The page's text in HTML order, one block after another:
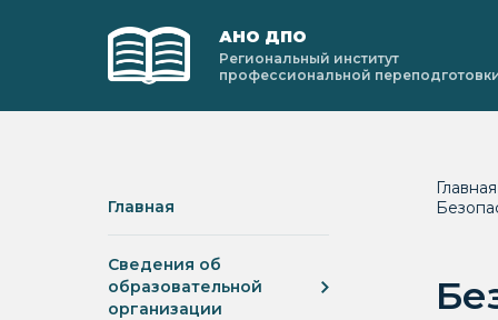
АНО ДПО
Региональный институт
профессиональной
Главная
Сведения об
образовательной
организации